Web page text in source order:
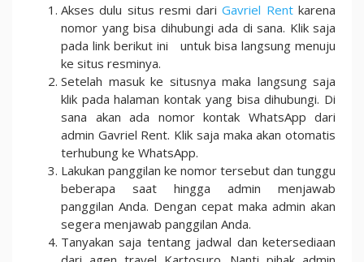
Akses dulu situs resmi dariGavriel Rentkarena
nomor yang bisa dihubungi ada di sana. Klik saja
pada link berikut ini untuk bisa langsung menuju
ke situs resminya.
Setelah masuk ke situsnya maka langsung saja
klik pada halaman kontak yang bisa dihubungi. Di
sana akan ada nomor kontak WhatsApp dari
admin Gavriel Rent. Klik saja maka akan otomatis
terhubung ke WhatsApp.
Lakukan panggilan ke nomor tersebut dan tunggu
beberapa saat hingga admin menjawab
panggilan Anda. Dengan cepat maka admin akan
segera menjawab panggilan Anda.
Tanyakan saja tentang jadwal dan ketersediaan